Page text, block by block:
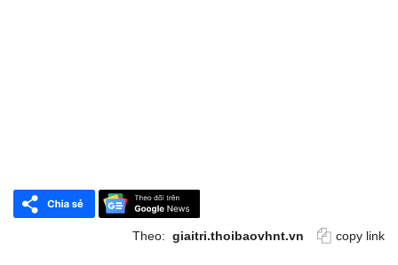
Theo: giaitri.thoibaovhnt.vn copy link